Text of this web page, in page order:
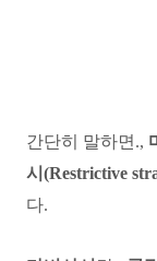
간단히 말하면.,
시(Restrictive
다.